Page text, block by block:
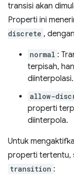
transisi akan
Properti ini
discrete ,
normal :
terpisah,
diinterpolasi.
allow-
properti
diinterpola.
Untuk
properti tertentu,
transition :